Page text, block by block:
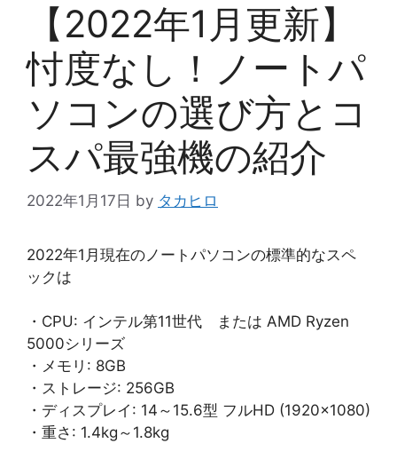
【2022年1月更新】
忖度なし！ノートパ
ソコンの選び方とコ
スパ最強機の紹介
2022年1月17日 by タカヒロ
2022年1月現在のノートパソコンの標準的なスペ
ックは
・CPU: インテル第11世代 または AMD Ryzen
5000シリーズ
・メモリ: 8GB
・ストレージ: 256GB
・ディスプレイ: 14～15.6型 フルHD (1920×1080)
・重さ: 1.4kg～1.8kg